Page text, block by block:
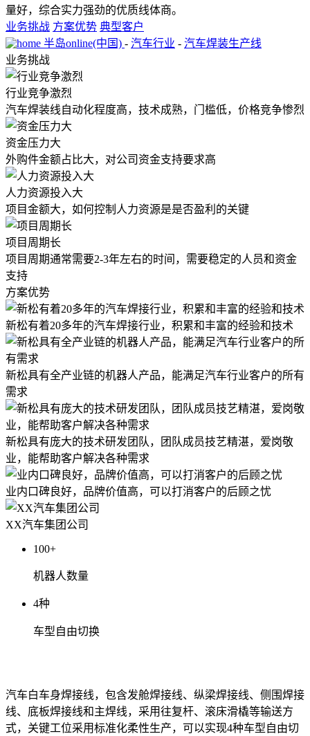
量好，综合实力强劲的优质线体商。
业务挑战 方案优势 典型客户
半岛online(中国) - 汽车行业 - 汽车焊装生产线
业务挑战
行业竞争激烈
汽车焊装线自动化程度高，技术成熟，门槛低，价格竞争惨烈
资金压力大
外购件金额占比大，对公司资金支持要求高
人力资源投入大
项目金额大，如何控制人力资源是是否盈利的关键
项目周期长
项目周期通常需要2-3年左右的时间，需要稳定的人员和资金
支持
方案优势
新松有着20多年的汽车焊接行业，积累和丰富的经验和技术
新松具有全产业链的机器人产品，能满足汽车行业客户的所有
需求
新松具有庞大的技术研发团队，团队成员技艺精湛，爱岗敬
业，能帮助客户解决各种需求
业内口碑良好，品牌价值高，可以打消客户的后顾之忧
XX汽车集团公司
100+
机器人数量
4种
车型自由切换
汽车白车身焊接线，包含发舱焊接线、纵梁焊接线、侧围焊接
线、底板焊接线和主焊线，采用往复杆、滚床滑橇等输送方
式，关键工位采用标准化柔性生产，可以实现4种车型自由切